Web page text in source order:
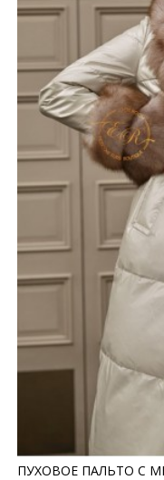
ПУХОВОЕ ПАЛЬТО С